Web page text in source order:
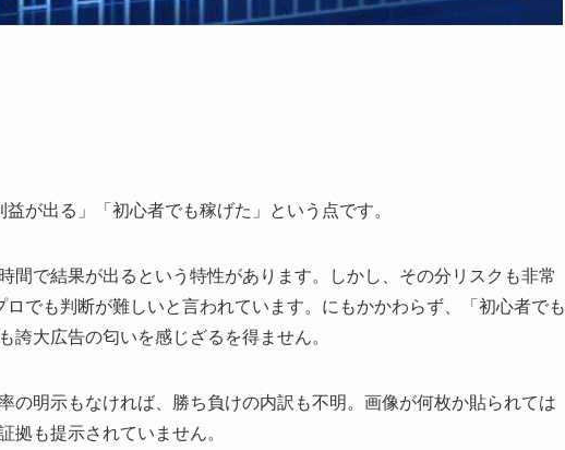
が出る」「初心者でも稼げた」という点です。
間で結果が出るという特性があります。しかし、その分リスクも非常
でも判断が難しいと言われています。にもかかわらず、「初心者でも
誇大広告の匂いを感じざるを得ません。
の明示もなければ、勝ち負けの内訳も不明。画像が何枚か貼られては
拠も提示されていません。